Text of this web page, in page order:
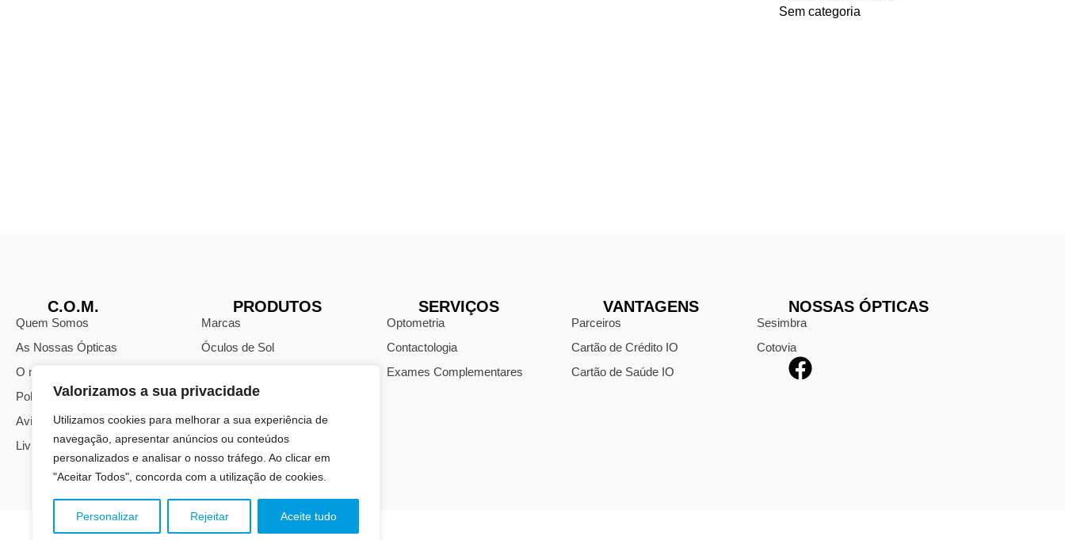
Valorizamos a sua privacidade
Utilizamos cookies para melhorar a sua experiência de
navegação, apresentar anúncios ou conteúdos
personalizados e analisar o nosso tráfego. Ao clicar em
"Aceitar Todos", concorda com a utilização de cookies.
Personalizar Rejeitar Aceite tudo
Sem categoria
C.O.M.
Quem Somos
As Nossas Ópticas
O nosso Blog
Política de Privacidade
Avisos Legais
Livro de Reclamações
PRODUTOS
Marcas
Óculos de Sol
Óculos Progressivos
Lentes Oftálmicas
SERVIÇOS
Optometria
Contactologia
Exames Complementares
VANTAGENS
Parceiros
Cartão de Crédito IO
Cartão de Saúde IO
NOSSAS ÓPTICAS
Sesimbra
Cotovia